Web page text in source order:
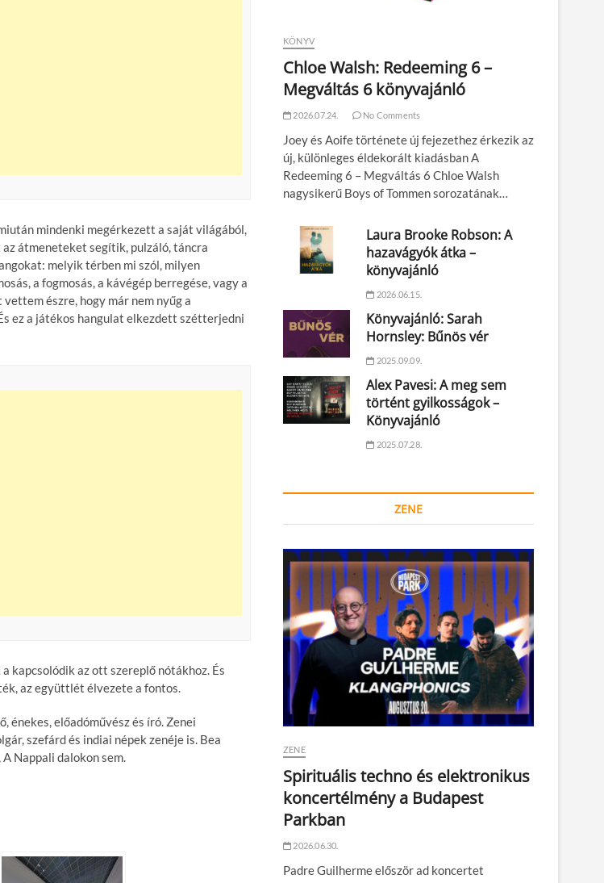
mindenki megérkezett a saját világából,
átmeneteket segítik, pulzáló, táncra
melyik térben mi szól, milyen
a fogmosás, a kávégép berregése, vagy a
észre, hogy már nem nyűg a
ez a játékos hangulat elkezdett szétterjedni
kapcsolódik az ott szereplő nótákhoz. És
az együttlét élvezete a fontos.
énekes, előadóművész és író. Zenei
szefárd és indiai népek zenéje is. Bea
Nappali dalokon sem.
KÖNYV
Chloe Walsh: Redeeming 6 –
Megváltás 6 könyvajánló
2026.07.24. No Comments
Joey és Aoife története új fejezethez érkezik az
új, különleges éldekorált kiadásban A
Redeeming 6 – Megváltás 6 Chloe Walsh
nagysikerű Boys of Tommen sorozatának…
Laura Brooke Robson: A
hazavágyók átka –
könyvajánló
2026.06.15.
Könyvajánló: Sarah
Hornsley: Bűnös vér
2025.09.09.
Alex Pavesi: A meg sem
történt gyilkosságok –
Könyvajánló
2025.07.28.
ZENE
ZENE
Spirituális techno és elektronikus
koncertélmény a Budapest
Parkban
2026.06.30.
Padre Guilherme először ad koncertet